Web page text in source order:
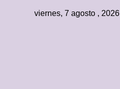
viernes, 7 agosto , 2026